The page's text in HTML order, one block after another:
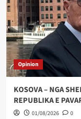
Opinion
KOSOVA – NGA
REPUBLIKA E
01/08/2026 0